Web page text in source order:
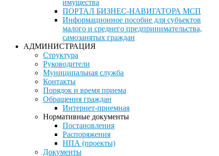
имущества
ПОРТАЛ БИЗНЕС-НАВИГАТОРА МСП
Информационное пособие для субъектов
малого и среднего предпринимательства,
самозанятых граждан
АДМИНИСТРАЦИЯ
Структура
Руководители
Муниципальная служба
Контакты
Порядок и время приема
Обращения граждан
Интернет-приемная
Нормативные документы
Постановления
Распоряжения
НПА (проекты)
Документы